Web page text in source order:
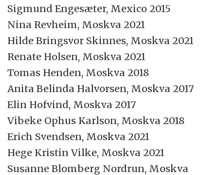
Sigmund Engesæter, Mexico 2015
Nina Revheim, Moskva 2021
Hilde Bringsvor Skinnes, Moskva 2021
Renate Holsen, Moskva 2021
Tomas Henden, Moskva 2018
Anita Belinda Halvorsen, Moskva 2017
Elin Hofvind, Moskva 2017
Vibeke Ophus Karlson, Moskva 2018
Erich Svendsen, Moskva 2021
Hege Kristin Vilke, Moskva 2021
Susanne Blomberg Nordrun, Moskva